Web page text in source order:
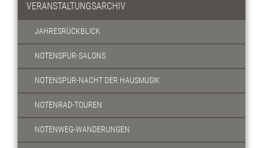
VERANSTALTUNGSARCHIV
JAHRESRÜCKBLICK
NOTENSPUR-SALONS
NOTENSPUR-NACHT DER HAUSMUSIK
NOTENRAD-TOUREN
NOTENWEG-WANDERUNGEN